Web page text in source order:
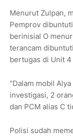
Menurut Zulpan,
Pemprov
berinisial O
terancam
bertugas di Unit 4
"Dalam mobil
investigasi, 2
dan PCM alias C
Polisi sudah